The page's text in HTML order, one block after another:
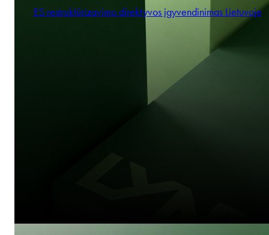
ES restruktūrizavimo direktyvos įgyvendinimas Lietuvoje